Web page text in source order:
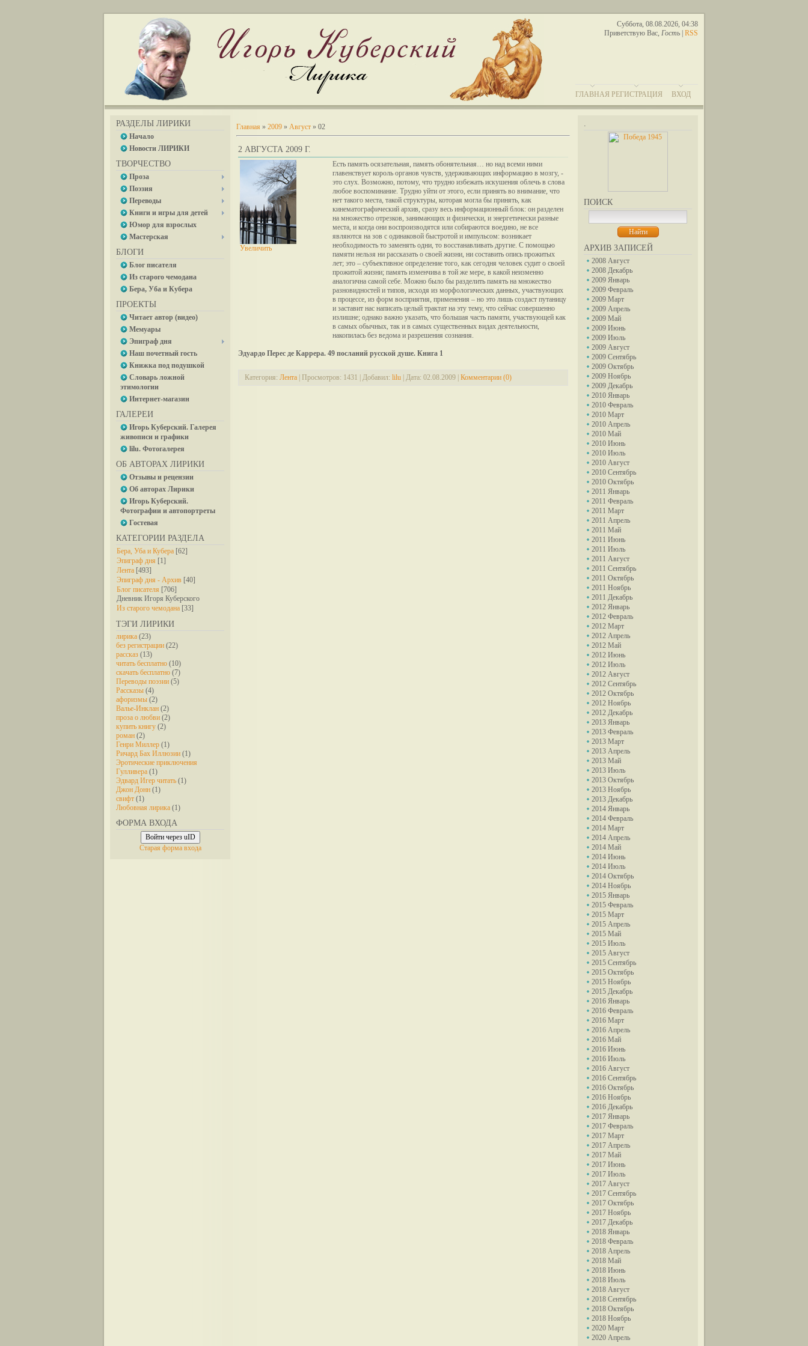
Суббота, 08.08.2026, 04:38
Приветствую Вас, Гость RSS
ГЛАВНАЯ РЕГИСТРАЦИЯ ВХОД
РАЗДЕЛЫ ЛИРИКИ
Начало
Новости ЛИРИКИ
ТВОРЧЕСТВО
Проза
Поэзия
Переводы
Книги и игры для детей
Юмор для взрослых
Мастерская
БЛОГИ
Блог писателя
Из старого чемодана
Бера, Уба и Кубера
ПРОЕКТЫ
Читает автор (видео)
Мемуары
Эпиграф дня
Наш почетный гость
Книжка под подушкой
Словарь ложной
этимологии
Интернет-магазин
ГАЛЕРЕИ
Игорь Куберский. Галерея
живописи и графики
lilu. Фотогалерея
ОБ АВТОРАХ ЛИРИКИ
Отзывы и рецензии
Об авторах Лирики
Игорь Куберский.
Фотографии и автопортреты
Гостевая
КАТЕГОРИИ РАЗДЕЛА
Бера, Уба и Кубера [62]
Эпиграф дня [1]
Лента [493]
Эпиграф дня - Архив [40]
Блог писателя [706]
Дневник Игоря Куберского
Из старого чемодана [33]
ТЭГИ ЛИРИКИ
лирика (23)
без регистрации (22)
рассказ (13)
читать бесплатно (10)
скачать бесплатно (7)
Переводы поэзии (5)
Рассказы (4)
афоризмы (2)
Валье-Инклан (2)
проза о любви (2)
купить книгу (2)
роман (2)
Генри Миллер (1)
Ричард Бах Иллюзии (1)
Эротические приключения
Гулливера (1)
Эдвард Игер читать (1)
Джон Донн (1)
свифт (1)
Любовная лирика (1)
ФОРМА ВХОДА
Войти через uID
Старая форма входа
.
ПОИСК
АРХИВ ЗАПИСЕЙ
2008 Август
2008 Декабрь
2009 Январь
2009 Февраль
2009 Март
2009 Апрель
2009 Май
2009 Июнь
2009 Июль
2009 Август
2009 Сентябрь
2009 Октябрь
2009 Ноябрь
2009 Декабрь
2010 Январь
2010 Февраль
2010 Март
2010 Апрель
2010 Май
2010 Июнь
2010 Июль
2010 Август
2010 Сентябрь
2010 Октябрь
2011 Январь
2011 Февраль
2011 Март
2011 Апрель
2011 Май
2011 Июнь
2011 Июль
2011 Август
2011 Сентябрь
2011 Октябрь
2011 Ноябрь
2011 Декабрь
2012 Январь
2012 Февраль
2012 Март
2012 Апрель
2012 Май
2012 Июнь
2012 Июль
2012 Август
2012 Сентябрь
2012 Октябрь
2012 Ноябрь
2012 Декабрь
2013 Январь
2013 Февраль
2013 Март
2013 Апрель
2013 Май
2013 Июль
2013 Октябрь
2013 Ноябрь
2013 Декабрь
2014 Январь
2014 Февраль
2014 Март
2014 Апрель
2014 Май
2014 Июнь
2014 Июль
2014 Октябрь
2014 Ноябрь
2015 Январь
2015 Февраль
2015 Март
2015 Апрель
2015 Май
2015 Июль
2015 Август
2015 Сентябрь
2015 Октябрь
2015 Ноябрь
2015 Декабрь
2016 Январь
2016 Февраль
2016 Март
2016 Апрель
2016 Май
2016 Июнь
2016 Июль
2016 Август
2016 Сентябрь
2016 Октябрь
2016 Ноябрь
2016 Декабрь
2017 Январь
2017 Февраль
2017 Март
2017 Апрель
2017 Май
2017 Июнь
2017 Июль
2017 Август
2017 Сентябрь
2017 Октябрь
2017 Ноябрь
2017 Декабрь
2018 Январь
2018 Февраль
2018 Апрель
2018 Май
2018 Июнь
2018 Июль
2018 Август
2018 Сентябрь
2018 Октябрь
2018 Ноябрь
2020 Март
2020 Апрель
Главная » 2009 » Август » 02
2 АВГУСТА 2009 Г.
Увеличить
Есть память осязательная, память обонятельная… но над всеми ними
главенствует король органов чувств, удерживающих информацию в мозгу, -
это слух. Возможно, потому, что трудно избежать искушения облечь в слова
любое воспоминание. Трудно уйти от этого, если принять во внимание, что
нет такого места, такой структуры, которая могла бы принять, как
кинематографический архив, сразу весь информационный блок: он разделен
на множество отрезков, занимающих и физически, и энергетически разные
места, и когда они воспроизводятся или собираются воедино, не все
являются на зов с одинаковой быстротой и импульсом: возникает
необходимость то заменять одни, то восстанавливать другие. С помощью
памяти нельзя ни рассказать о своей жизни, ни составить опись прожитых
лет; это – субъективное определение того, как сегодня человек судит о своей
прожитой жизни; память изменчива в той же мере, в какой неизменно
аналогична самой себе. Можно было бы разделить память на множество
разновидностей и типов, исходя из морфологических данных, участвующих
в процессе, из форм восприятия, применения – но это лишь создаст путаницу
и заставит нас написать целый трактат на эту тему, что сейчас совершенно
излишне; однако важно указать, что большая часть памяти, участвующей как
в самых обычных, так и в самых существенных видах деятельности,
накопилась без ведома и разрешения сознания.
Эдуардо Перес де Каррера. 49 посланий русской душе. Книга 1
Категория: Лента Просмотров: 1431 Добавил: lilu Дата: 02.08.2009 Комментарии (0)